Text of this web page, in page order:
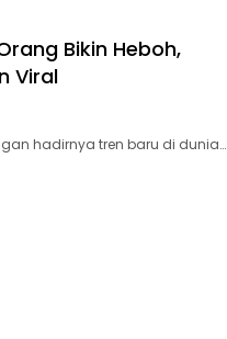
Bikin Heboh,
Viral
hadirnya tren baru di dunia…